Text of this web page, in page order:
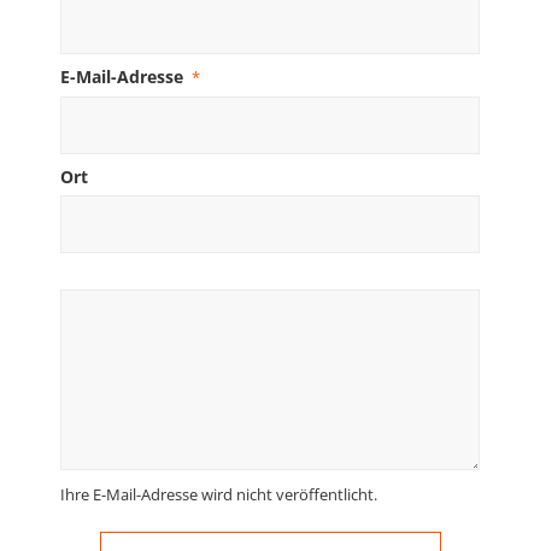
E-Mail-Adresse *
Ort
Ihre E-Mail-Adresse wird nicht veröffentlicht.